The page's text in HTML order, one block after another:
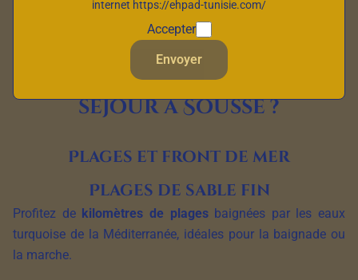
histoire millénaire et modernité balnéaire.
Pourquoi choisir un long
séjour à Sousse ?
Plages et front de mer
Plages de sable fin
Profitez de kilomètres de plagesbaignées par les eaux
turquoise de la Méditerranée, idéales pour la baignade ou
la marche.
internet https://ehpad-tunisie.com/
Accepter
Envoyer